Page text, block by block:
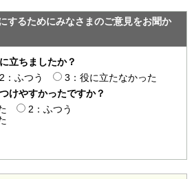
するためにみなさまのご意見をお聞か
立ちましたか？
2：ふつう
3：役に立たなかった
けやすかったですか？
2：ふつう